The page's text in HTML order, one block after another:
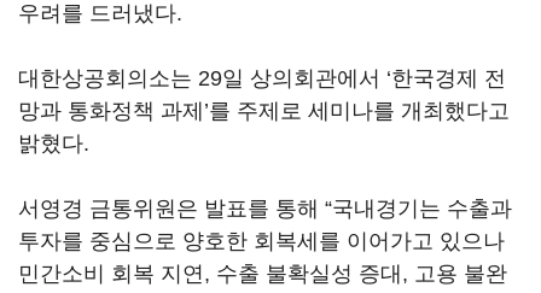
우려를 드러냈다.
대한상공회의소는 29일 상의회관에서 ‘한국경제 전
망과 통화정책 과제’를 주제로 세미나를 개최했다고
밝혔다.
서영경 금통위원은 발표를 통해 “국내경기는 수출과
투자를 중심으로 양호한 회복세를 이어가고 있으나
민간소비 회복 지연, 수출 불확실성 증대, 고용 불완